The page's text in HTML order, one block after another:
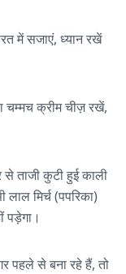
में सजाएं, ध्यान रखें
चम्मच क्रीम चीज़ रखें,
ताजी कुटी हुई काली
लाल मिर्च (पपरिका)
पहले से बना रहे हैं, तो